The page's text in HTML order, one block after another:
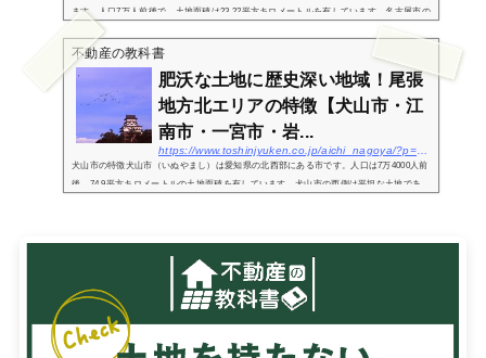
ます。人口7万人前後で、土地面積は23.22平方キロメートルを有しています。名古屋市の
他には大府市や刈谷市、愛知郡東郷町と隣接している市です。「豊明市」は「とよあけ
し」と読み...
不動産の教科書
肥沃な土地に歴史深い地域！尾張
地方北エリアの特徴【犬山市・江
南市・一宮市・岩...
https://www.toshinjyuken.co.jp/aichi_nagoya/?p=204br%20/
犬山市の特徴犬山市（いぬやまし）は愛知県の北西部にある市です。人口は7万4000人前
後、74.9平方キロメートルの土地面積を有しています。犬山市の西側は平坦な土地であ